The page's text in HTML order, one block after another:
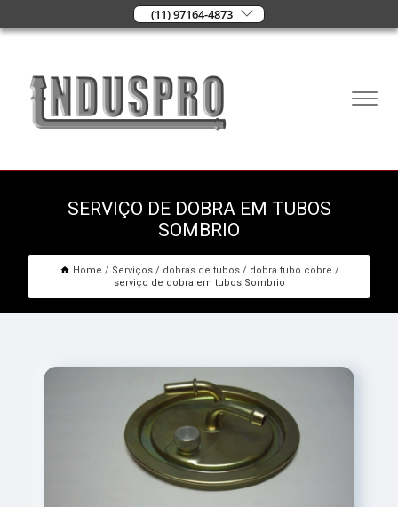
(11) 97164-4873
SERVIÇO DE DOBRA EM TUBOS
SOMBRIO
Home Serviços dobras de tubos
dobra tubo cobre
serviço de dobra em tubos Sombrio